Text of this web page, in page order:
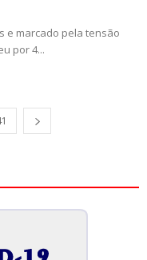
e marcado pela tensão
por 4...